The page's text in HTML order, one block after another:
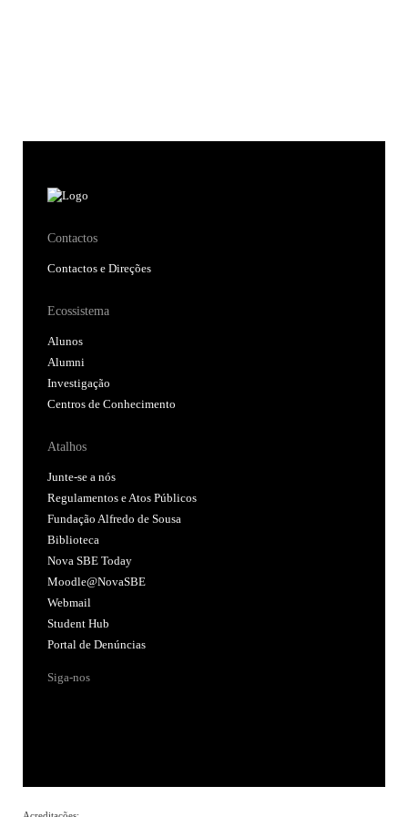
Contactos
Contactos e Direções
Ecossistema
Alunos
Alumni
Investigação
Centros de Conhecimento
Atalhos
Junte-se a nós
Regulamentos e Atos Públicos
Fundação Alfredo de Sousa
Biblioteca
Nova SBE Today
Moodle@NovaSBE
Webmail
Student Hub
Portal de Denúncias
Siga-nos
Acreditações: